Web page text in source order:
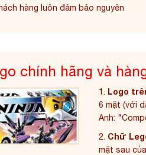
hàng luôn đảm bảo nguyên
chính hãng và
1. Logo
6 mặt (với
Anh:
2. Chữ
mặt sau